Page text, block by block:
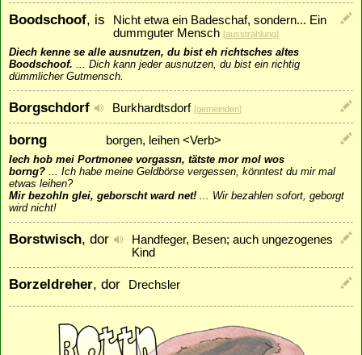
Boodschoof, is
Nicht etwa ein Badeschaf, sondern... Ein
dummguter Mensch [ausstrahlung]
Diech kenne se alle ausnutzen, du bist eh richtsches altes
Boodschoof. ... Dich kann jeder ausnutzen, du bist ein richtig
dümmlicher Gutmensch.
Borgschdorf Burkhardtsdorf [gemeinden]
borng borgen, leihen <Verb>
Iech hob mei Portmonee vorgassn, tätste mor mol wos
borng? ... Ich habe meine Geldbörse vergessen, könntest du mir mal
etwas leihen?
Mir bezohln glei, geborscht ward net! ... Wir bezahlen sofort, geborgt
wird nicht!
Borstwisch, dor
Handfeger, Besen; auch ungezogenes
Kind
Borzeldreher, dor Drechsler